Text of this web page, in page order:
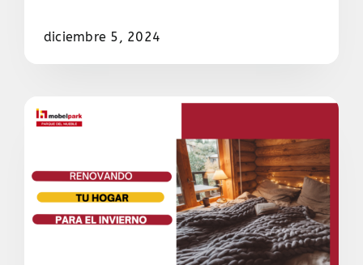
diciembre 5, 2024